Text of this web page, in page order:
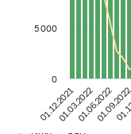
01.12.202101.06.2022
01.03.2022
0
5 000